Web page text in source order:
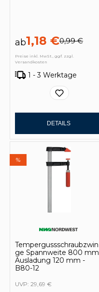
ab1,18 €0,99 €
Preise inkl. MwSt., ggf. zzgl.
Versandkosten
1 - 3 Werktage
DETAILS
%
Tempergussschraubzwin
ge Spannweite 800 mm
Ausladung 120 mm -
B80-12
UVP: 29,69 €